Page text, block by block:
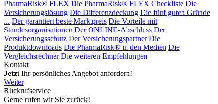
PharmaRisk® FLEX Die PharmaRisk® FLEX Checkliste Die
Versicherungslösung Die Differenzdeckung Die fünf guten Gründe
... Der garantiert beste Marktpreis Die Vorteile mit
Standesorganisationen Der ONLINE-Abschluss Der
Versicherungsschutz Der Versicherungspartner Die
Produktdownloads Die PharmaRisk® in den Medien Die
Vergleichsrechner Die weiteren Empfehlungen
Kontakt
Jetzt Ihr persönliches Angebot anfordern!
Weiter
Rückrufservice
Gerne rufen wir Sie zurück!